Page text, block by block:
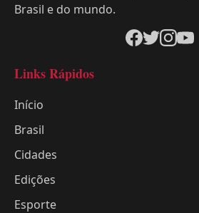
Brasil e do mundo.
Links Rápidos
Início
Brasil
Cidades
Edições
Esporte